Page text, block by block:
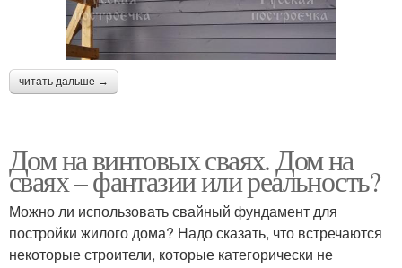
читать дальше →
Дом на винтовых сваях. Дом на
сваях – фантазии или реальность?
Можно ли использовать свайный фундамент для
постройки жилого дома? Надо сказать, что встречаются
некоторые строители, которые категорически не